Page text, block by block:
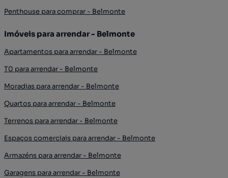
Penthouse para comprar - Belmonte
Imóveis para arrendar - Belmonte
Apartamentos para arrendar - Belmonte
T0 para arrendar - Belmonte
Moradias para arrendar - Belmonte
Quartos para arrendar - Belmonte
Terrenos para arrendar - Belmonte
Espaços comerciais para arrendar - Belmonte
Armazéns para arrendar - Belmonte
Garagens para arrendar - Belmonte